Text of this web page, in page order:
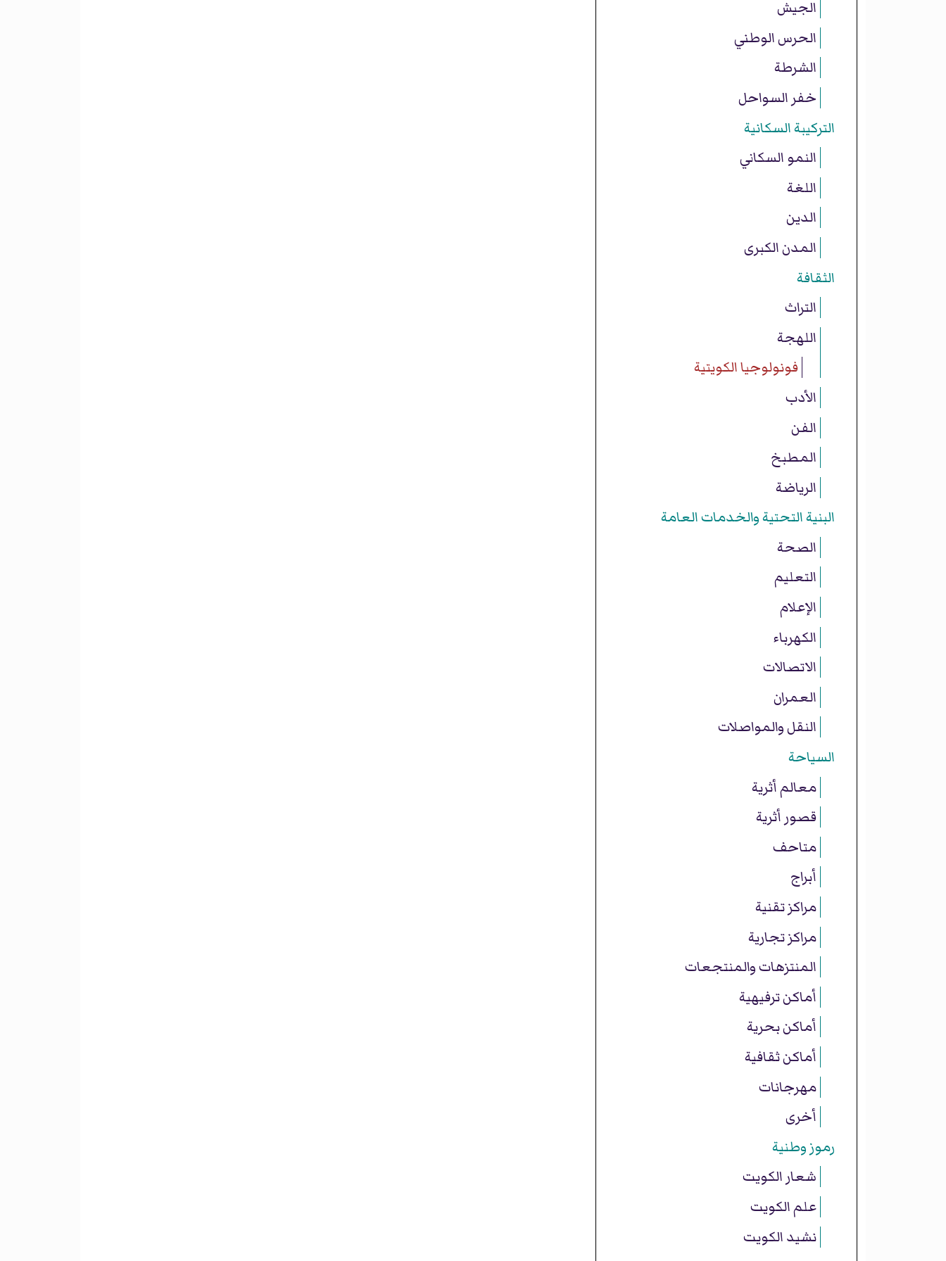
الجيش
الحرس الوطني
الشرطة
خفر السواحل
التركيبة السكانية
النمو السكاني
اللغة
الدين
المدن الكبرى
الثقافة
التراث
اللهجة
فونولوجيا الكويتية
الأدب
الفن
المطبخ
الرياضة
البنية التحتية والخدمات العامة
الصحة
التعليم
الإعلام
الكهرباء
الاتصالات
العمران
النقل والمواصلات
السياحة
معالم أثرية
قصور أثرية
متاحف
أبراج
مراكز تقنية
مراكز تجارية
المنتزهات والمنتجعات
أماكن ترفيهية
أماكن بحرية
أماكن ثقافية
مهرجانات
أخرى
رموز وطنية
شعار الكويت
علم الكويت
نشيد الكويت